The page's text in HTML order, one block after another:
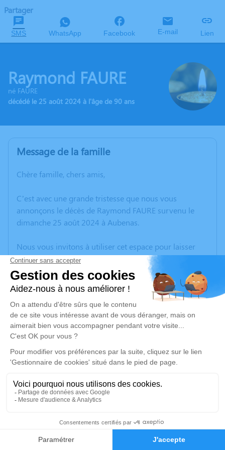
Faire-part Hommages
Partager
SMS WhatsApp Facebook E-mail Lien
Raymond FAURE
né FAURE
décédé le 25 août 2024 à l'âge de 90 ans
Message de la famille
Chère famille, chers amis,
C’est avec une grande tristesse que nous vous
annonçons le décès de Raymond FAURE survenu le
dimanche 25 août 2024 à Aubenas.
Nous vous invitons à utiliser cet espace pour laisser
vos condoléances, partager des photos souvenirs, une
anecdote ou exprimer vos pensées à travers des
poèmes ou des textes. Cet endroit est un lieu
d'expression dédié à honorer la mémoire de Raymond
FAURE.
Un service de plantation d’arbre hommage est
disponible ici.
Je rends hommage
Cérémonie religieuse
Église de Vallon-Pont-d'Arc
07150 Vallon-Pont-d'Arc